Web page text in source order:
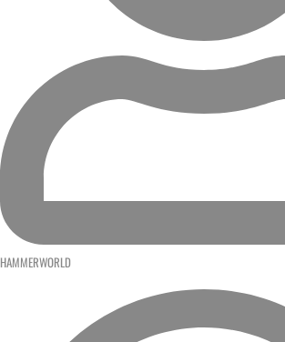
HAMMERWORLD